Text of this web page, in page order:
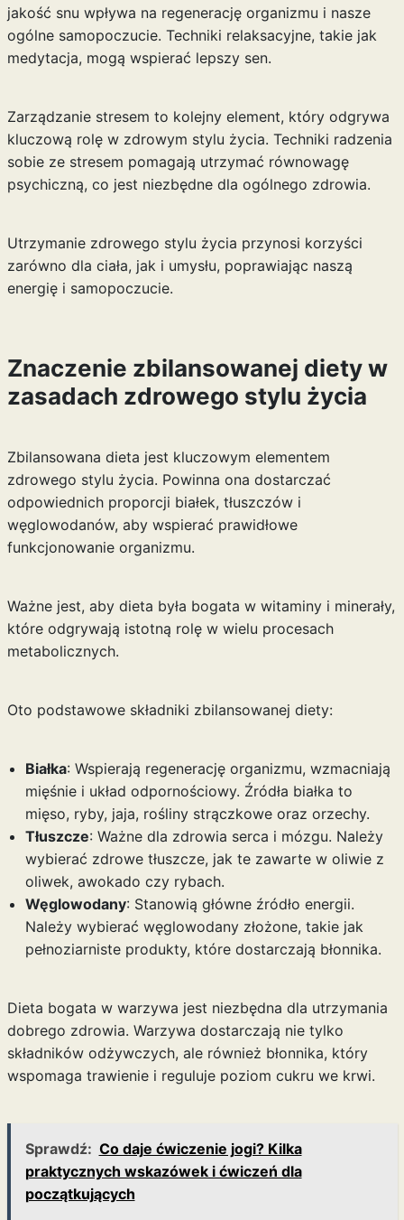
jakość snu wpływa na regenerację organizmu i nasze
ogólne samopoczucie. Techniki relaksacyjne, takie jak
medytacja, mogą wspierać lepszy sen.
Zarządzanie stresem to kolejny element, który odgrywa
kluczową rolę w zdrowym stylu życia. Techniki radzenia
sobie ze stresem pomagają utrzymać równowagę
psychiczną, co jest niezbędne dla ogólnego zdrowia.
Utrzymanie zdrowego stylu życia przynosi korzyści
zarówno dla ciała, jak i umysłu, poprawiając naszą
energię i samopoczucie.
Znaczenie zbilansowanej diety w
zasadach zdrowego stylu życia
Zbilansowana dieta jest kluczowym elementem
zdrowego stylu życia. Powinna ona dostarczać
odpowiednich proporcji białek, tłuszczów i
węglowodanów, aby wspierać prawidłowe
funkcjonowanie organizmu.
Ważne jest, aby dieta była bogata w witaminy i minerały,
które odgrywają istotną rolę w wielu procesach
metabolicznych.
Oto podstawowe składniki zbilansowanej diety:
Białka: Wspierają regenerację organizmu, wzmacniają
mięśnie i układ odpornościowy. Źródła białka to
mięso, ryby, jaja, rośliny strączkowe oraz orzechy.
Tłuszcze: Ważne dla zdrowia serca i mózgu. Należy
wybierać zdrowe tłuszcze, jak te zawarte w oliwie z
oliwek, awokado czy rybach.
Węglowodany: Stanowią główne źródło energii.
Należy wybierać węglowodany złożone, takie jak
pełnoziarniste produkty, które dostarczają błonnika.
Dieta bogata w warzywa jest niezbędna dla utrzymania
dobrego zdrowia. Warzywa dostarczają nie tylko
składników odżywczych, ale również błonnika, który
wspomaga trawienie i reguluje poziom cukru we krwi.
Sprawdź: Co daje ćwiczenie jogi? Kilka
praktycznych wskazówek i ćwiczeń dla
początkujących